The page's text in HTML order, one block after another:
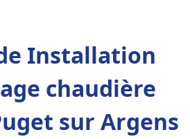
Installation
chaudière
sur Argens